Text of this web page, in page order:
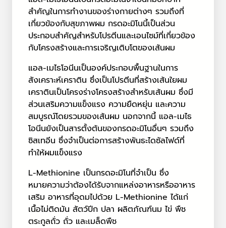
สำคัญในการทำงานของร่างกายต่างๆ รวมถึงที่
เกี่ยวข้องกับสุขภาพผม กรดอะมิโนนี้เป็นส่วน
ประกอบสำคัญสำหรับโปรตีนและเอนไซม์ที่เกี่ยวข้อง
กับโครงสร้างและการเจริญเติบโตของเส้นผม
แอล-เมไธโอนีนเป็นองค์ประกอบพื้นฐานในการ
สังเคราะห์เคราติน ซึ่งเป็นโปรตีนที่สร้างเส้นใยผม
เคราตินเป็นโครงร่างโครงสร้างสำหรับเส้นผม ซึ่งมี
ส่วนเสริมความแข็งแรง ความยืดหยุ่น และความ
สมบูรณ์โดยรวมของเส้นผม นอกจากนี้ แอล-เมไธ
โอนีนยังเป็นสารตั้งต้นของกรดอะมิโนอื่นๆ รวมถึง
ซิสเทอีน ซึ่งจำเป็นต่อการสร้างพันธะไดซัลไฟด์ที่
ทำให้ผมแข็งแรง
L-Methionine เป็นกรดอะมิโนที่จำเป็น ซึ่ง
หมายความว่าต้องได้รับจากแหล่งอาหารหรืออาหาร
เสริม อาหารที่อุดมไปด้วย L-Methionine ได้แก่
เนื้อไม่ติดมัน สัตว์ปีก ปลา ผลิตภัณฑ์นม ไข่ พืช
ตระกูลถั่ว ถั่ว และเมล็ดพืช